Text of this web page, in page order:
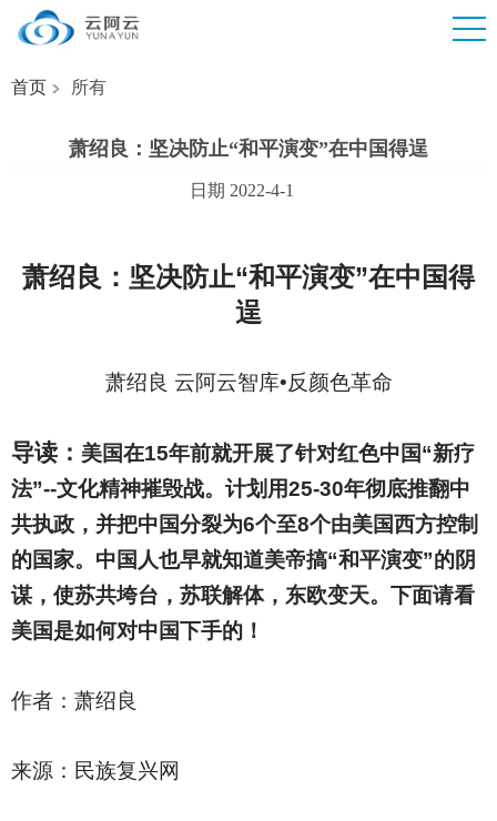
首页 所有
萧绍良：坚决防止“和平演变”在中国得逞
日期 2022-4-1
萧绍良：坚决防止“和平演变”在中国得
逞
萧绍良 云阿云智库•反颜色革命
导读： 美国在15年前就开展了针对红色中国“新疗
法”--文化精神摧毁战。计划用25-30年彻底推翻中
共执政，并把中国分裂为6个至8个由美国西方控制
的国家。中国人也早就知道美帝搞“和平演变”的阴
谋，使苏共垮台，苏联解体，东欧变天。下面请看
美国是如何对中国下手的！
作者：萧绍良
来源：民族复兴网